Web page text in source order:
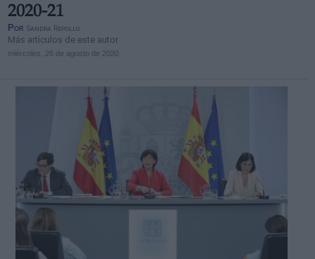
2020-21
Por Sandra Repollo
Más artículos de este autor
miércoles, 26 de agosto de 2020